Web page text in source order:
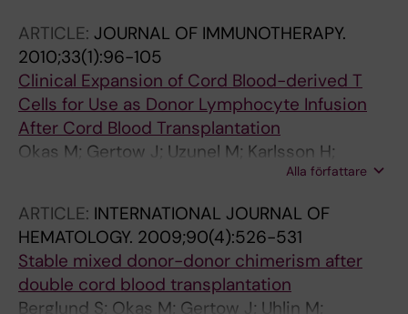
ARTICLE: JOURNAL OF IMMUNOTHERAPY.
2010;33(1):96-105
Clinical Expansion of Cord Blood-derived T
Cells for Use as Donor Lymphocyte Infusion
After Cord Blood Transplantation
Okas M; Gertow J; Uzunel M; Karlsson H;
Westgren M; Karre K; Ringden O; Mattsson J;
Alla författare
ARTICLE: INTERNATIONAL JOURNAL OF
HEMATOLOGY. 2009;90(4):526-531
Stable mixed donor-donor chimerism after
double cord blood transplantation
Berglund S; Okas M; Gertow J; Uhlin M;